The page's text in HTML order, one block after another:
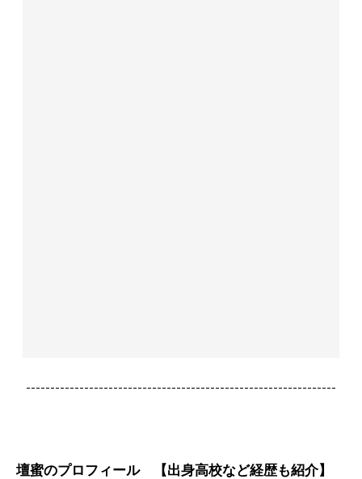
----------------------------------------------------------------
壇蜜のプロフィール 【出身高校など経歴も紹介】